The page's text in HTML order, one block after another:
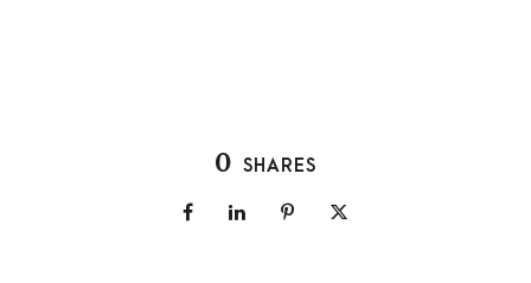
0 SHARES